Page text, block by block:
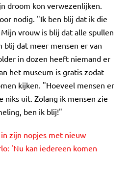
droom kon verwezenlijken.
nodig. "Ik ben blij dat ik die
vrouw is blij dat alle spullen
blij dat meer mensen er van
in dozen heeft niemand er
het museum is gratis zodat
kijken. "Hoeveel mensen er
niks uit. Zolang ik mensen zie
ben ik blij!"
zijn nopjes met nieuw
'Nu kan iedereen komen